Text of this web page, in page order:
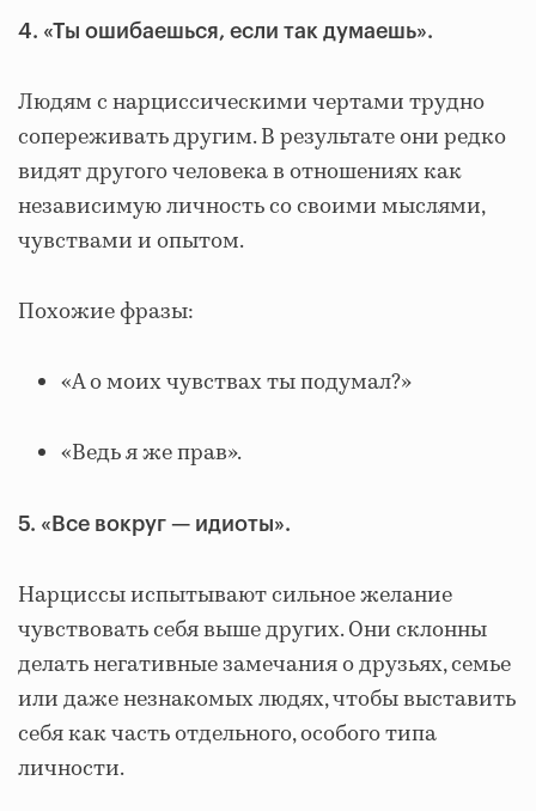
4. «Ты ошибаешься, если так думаешь».
Людям с нарциссическими чертами трудно
сопереживать другим. В результате они редко
видят другого человека в отношениях как
независимую личность со своими мыслями,
чувствами и опытом.
Похожие фразы:
«А о моих чувствах ты подумал?»
«Ведь я же прав».
5. «Все вокруг — идиоты».
Нарциссы испытывают сильное желание
чувствовать себя выше других. Они склонны
делать негативные замечания о друзьях, семье
или даже незнакомых людях, чтобы выставить
себя как часть отдельного, особого типа
личности.